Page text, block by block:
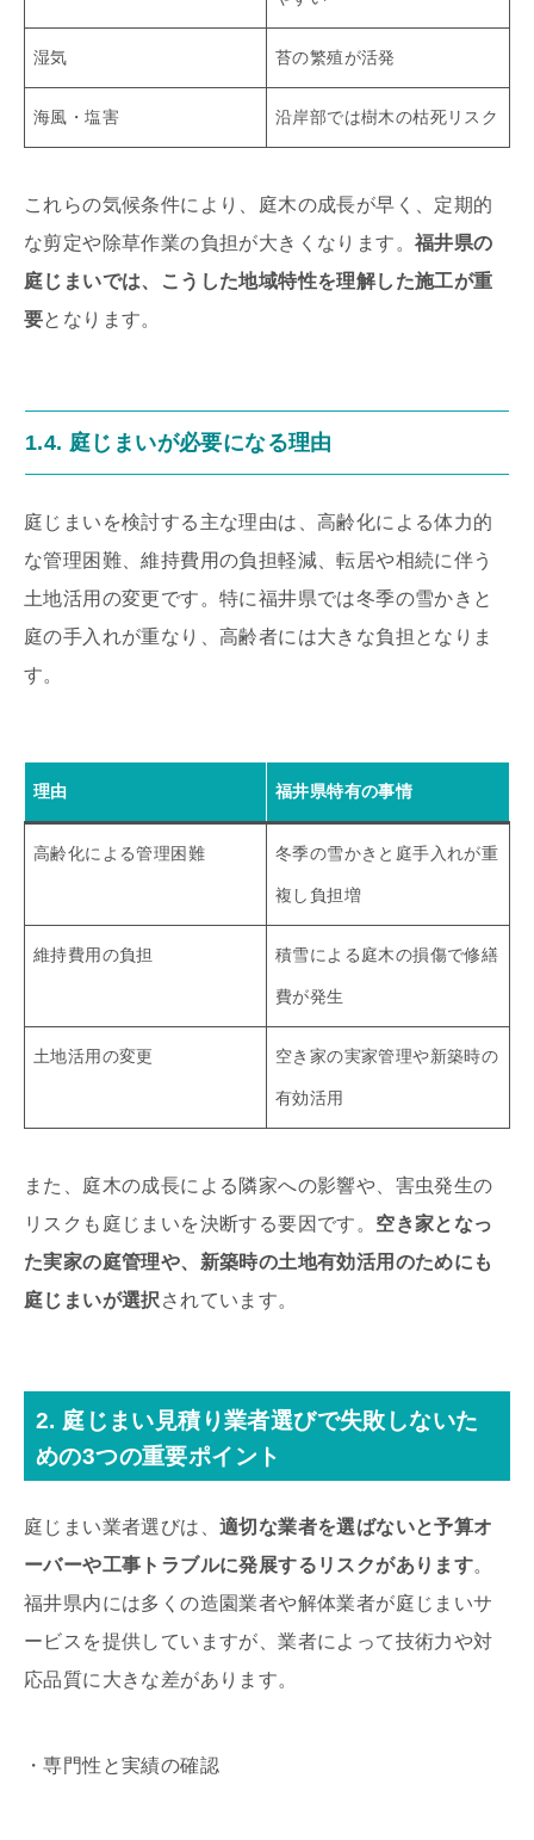
湿気 苔の繁殖が活発
海風・塩害 沿岸部では樹木の枯死リスク
これらの気候条件により、庭木の成長が早く、定期的
な剪定や除草作業の負担が大きくなります。 福井県の
庭じまいでは、こうした地域特性を理解した施工が重
要となります。
1.4. 庭じまいが必要になる理由
庭じまいを検討する主な理由は、高齢化による体力的
な管理困難、維持費用の負担軽減、転居や相続に伴う
土地活用の変更です。特に福井県では冬季の雪かきと
庭の手入れが重なり、高齢者には大きな負担となりま
す。
理由 福井県特有の事情
高齢化による管理困難 冬季の雪かきと庭手入れが重
複し負担増
維持費用の負担 積雪による庭木の損傷で修繕
費が発生
土地活用の変更 空き家の実家管理や新築時の
有効活用
また、庭木の成長による隣家への影響や、害虫発生の
リスクも庭じまいを決断する要因です。 空き家となっ
た実家の庭管理や、新築時の土地有効活用のためにも
庭じまいが選択 されています。
2. 庭じまい見積り業者選びで失敗しないた
めの3つの重要ポイント
庭じまい業者選びは、 適切な業者を選ばないと予算オ
ーバーや工事トラブルに発展するリスクがあります。
福井県内には多くの造園業者や解体業者が庭じまいサ
ービスを提供していますが、業者によって技術力や対
応品質に大きな差があります。
・専門性と実績の確認